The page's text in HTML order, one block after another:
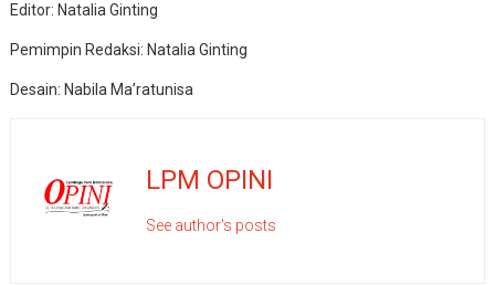
Editor: Natalia Ginting
Pemimpin Redaksi: Natalia Ginting
Desain: Nabila Ma’ratunisa
LPM OPINI
See author's posts